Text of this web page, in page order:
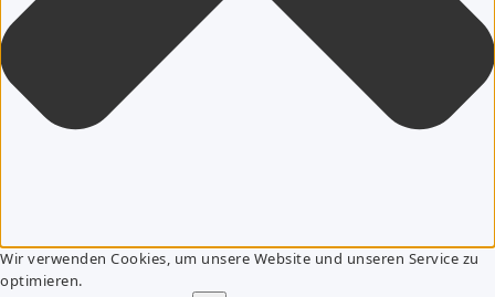
Wir verwenden Cookies, um unsere Website und unseren Service zu
optimieren.